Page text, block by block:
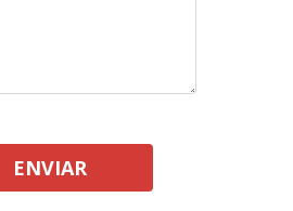
ENVIAR